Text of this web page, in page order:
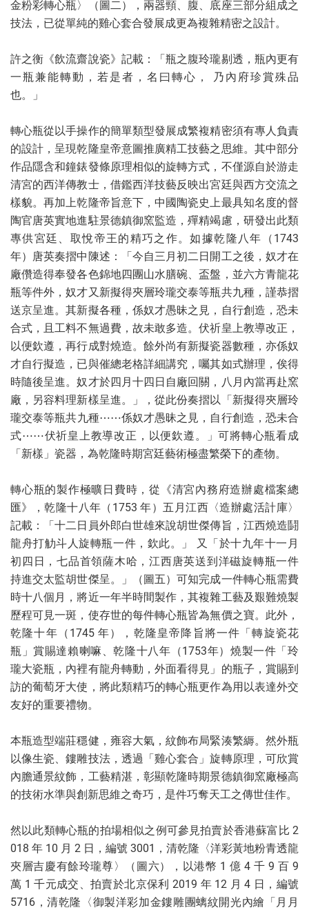
金粉彩轉心瓶〉（圖二），兩器頸、腹、底座三部分組成之
技法，已從單純的雞心套合發展成更為複雜精密之設計。
許之衡《飲流齋說瓷》記載：「瓶之腹玲瓏剔透，瓶內更有
一瓶兼能轉動，若是者，名曰轉心， 乃內府珍賞殊品
也。」
轉心瓶從以手操作的簡單類型發展成繁複精密須有專人負責
的設計，呈現乾隆皇帝意圖推廣精工技藝之思維。其中部分
作品隱含和鐘錶發條原理相似的旋轉方式，不僅源自於游走
清宮的西洋傳教士，借鑑西洋技藝反映出宮廷與西方交流之
樣貌。再加上乾隆帝旨意下，中國陶瓷史上最具知名度的督
陶官唐英實地進駐景德鎮御窯監造，殫精竭慮，研發出此類
專供宮廷、取悅帝王的精巧之作。如據乾隆八年（1743
年）唐英奏摺中陳述：「今自三月初二日開工之後，奴才在
廠儹造得奉發各色錦地四團山水膳碗、盃盤，並六方青龍花
瓶等件外，奴才又新擬得夾層玲瓏交泰等瓶共九種，謹恭摺
送京呈進。其新擬各種，係奴才愚昧之見，自行創造，恐未
合式，且工料不無過費，故未敢多造。伏祈皇上教導改正，
以便欽遵，再行成對燒造。餘外尚有新擬瓷器數種，亦係奴
才自行擬造，已與催總老格詳細講究，囑其如式辦理，俟得
時隨後呈進。奴才於四月十四日自廠回關，八月內當再赴窯
廠，另容料理新樣呈進。」，從此份奏摺以「新擬得夾層玲
瓏交泰等瓶共九種⋯⋯係奴才愚昧之見，自行創造，恐未合
式⋯⋯伏祈皇上教導改正，以便欽遵。」可將轉心瓶看成
「新樣」瓷器，為乾隆時期宮廷藝術極盡繁榮下的產物。
轉心瓶的製作極曠日費時，從《清宮內務府造辦處檔案總
匯》，乾隆十八年（1753 年）五月江西〈造辦處活計庫〉
記載：「十二日員外郎白世雄來說胡世傑傳旨，江西燒造鬪
龍舟打觔斗人旋轉瓶一件，欽此。」 又「於十九年十一月
初四日，七品首領薩木哈，江西唐英送到洋磁旋轉瓶一件
持進交太監胡世傑呈。」（圖五）可知完成一件轉心瓶需費
時十八個月，將近一年半時間製作，其複雜工藝及艱難燒製
歷程可見一斑，使存世的每件轉心瓶皆為無價之寶。此外，
乾隆十年（1745 年），乾隆皇帝降旨將一件「轉旋瓷花
瓶」賞賜達賴喇嘛、乾隆十八年（1753年）燒製一件「玲
瓏大瓷瓶，內裡有龍舟轉動，外面看得見」的瓶子，賞賜到
訪的葡萄牙大使，將此類精巧的轉心瓶更作為用以表達外交
友好的重要禮物。
本瓶造型端莊穩健，雍容大氣，紋飾布局緊湊繁縟。然外瓶
以像生瓷、鏤雕技法，透過「雞心套合」旋轉原理，可欣賞
內膽通景紋飾，工藝精湛，彰顯乾隆時期景德鎮御窯廠極高
的技術水準與創新思維之奇巧，是件巧奪天工之傳世佳作。
然以此類轉心瓶的拍場相似之例可參見拍賣於香港蘇富比 2
018 年 10 月 2 日，編號 3001，清乾隆〈洋彩黃地粉青透龍
夾層吉慶有餘玲瓏尊〉（圖六），以港幣 1 億 4 千 9 百 9
萬 1 千元成交、拍賣於北京保利 2019 年 12 月 4 日，編號
5716，清乾隆〈御製洋彩加金鏤雕團螭紋開光內繪「月月